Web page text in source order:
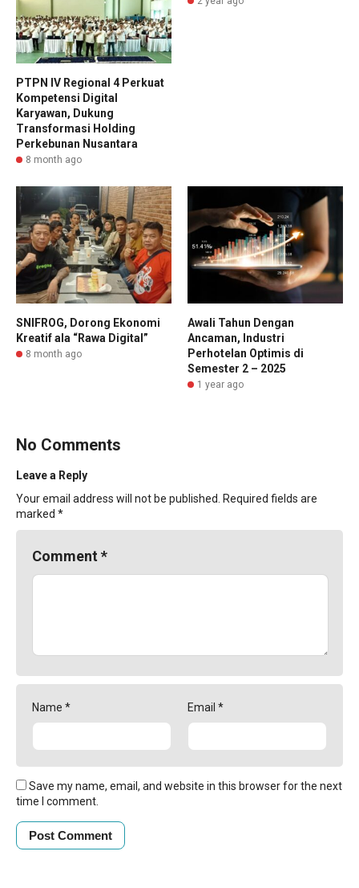
PTPN IV Regional 4 Perkuat
Kompetensi Digital
Karyawan, Dukung
Transformasi Holding
Perkebunan Nusantara
8 month ago
SNIFROG, Dorong Ekonomi
Kreatif ala “Rawa Digital”
8 month ago
Awali Tahun Dengan
Ancaman, Industri
Perhotelan Optimis di
Semester 2 – 2025
1 year ago
No Comments
Leave a Reply
Your email address will not be published. Required fields are
marked *
Comment *
Name * Email *
Save my name, email, and website in this browser for the next
time I comment.